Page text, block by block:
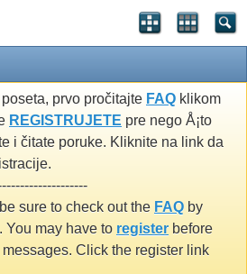
prvo pročitajte FAQ klikom
REGISTRUJETE pre nego Å¡to
i čitate poruke. Kliknite na link da
sure to check out the FAQ by
You may have to register before
Click the register link